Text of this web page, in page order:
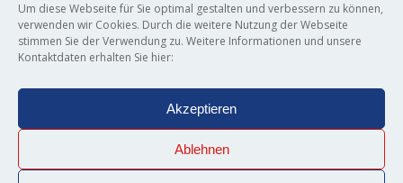
Um diese Webseite für Sie optimal gestalten und verbessern zu können,
verwenden wir Cookies. Durch die weitere Nutzung der Webseite
stimmen Sie der Verwendung zu. Weitere Informationen und unsere
Kontaktdaten erhalten Sie hier:
Akzeptieren
Ablehnen
Kontakt
Inhalt